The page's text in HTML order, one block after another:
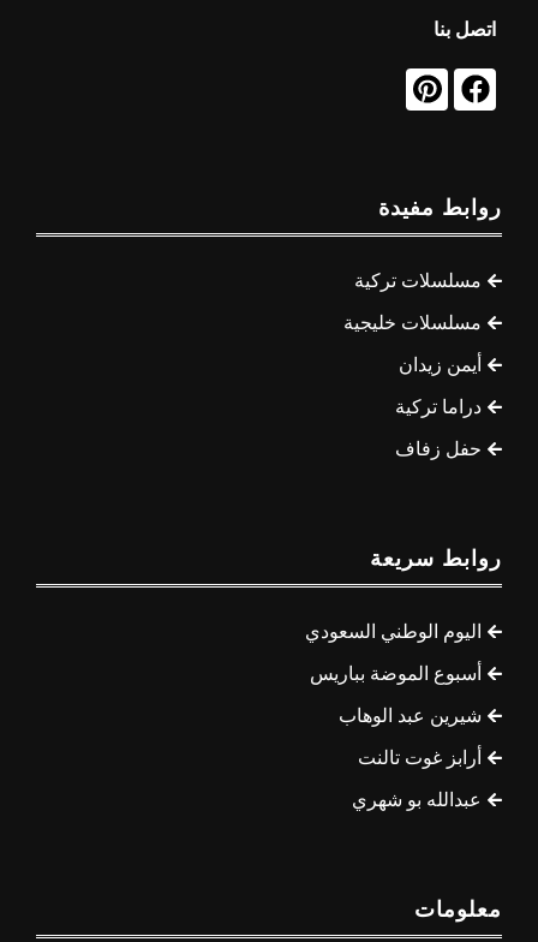
اتصل بنا
روابط مفيدة
مسلسلات تركية
مسلسلات خليجية
أيمن زيدان
دراما تركية
حفل زفاف
روابط سريعة
اليوم الوطني السعودي
أسبوع الموضة بباريس
شيرين عبد الوهاب
أرابز غوت تالنت
عبدالله بو شهري
معلومات